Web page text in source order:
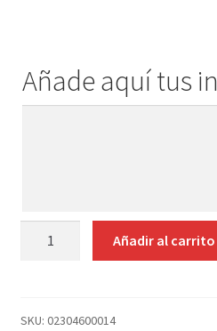
Añade aquí tus
PLATO
Añadir al carrito
SKU: 02304600014